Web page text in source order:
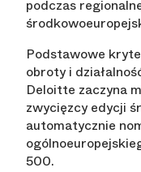
podczas
Podstawowe
obroty i
Deloitte zaczyna
zwycięzcy edycji
automatycznie
500.